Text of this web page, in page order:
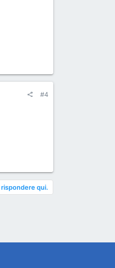
#4
qui.